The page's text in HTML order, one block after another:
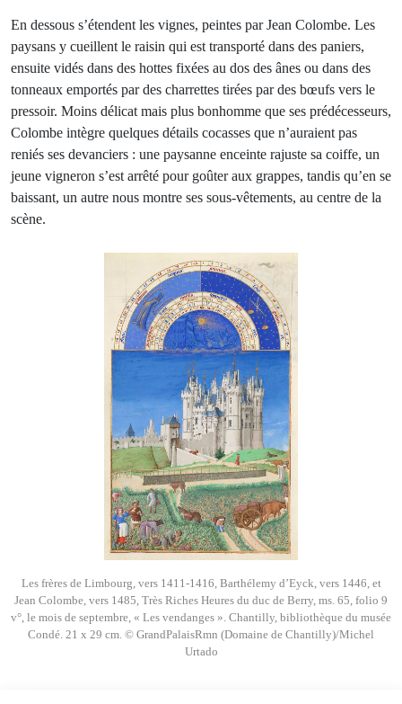
En dessous s’étendent les vignes, peintes par Jean Colombe. Les
paysans y cueillent le raisin qui est transporté dans des paniers,
ensuite vidés dans des hottes fixées au dos des ânes ou dans des
tonneaux emportés par des charrettes tirées par des bœufs vers le
pressoir. Moins délicat mais plus bonhomme que ses prédécesseurs,
Colombe intègre quelques détails cocasses que n’auraient pas
reniés ses devanciers : une paysanne enceinte rajuste sa coiffe, un
jeune vigneron s’est arrêté pour goûter aux grappes, tandis qu’en se
baissant, un autre nous montre ses sous-vêtements, au centre de la
scène.
Les frères de Limbourg, vers 1411-1416, Barthélemy d’Eyck, vers 1446, et
Jean Colombe, vers 1485, Très Riches Heures du duc de Berry, ms. 65, folio 9
v°, le mois de septembre, « Les vendanges ». Chantilly, bibliothèque du musée
Condé. 21 x 29 cm. © GrandPalaisRmn (Domaine de Chantilly)/Michel
Urtado